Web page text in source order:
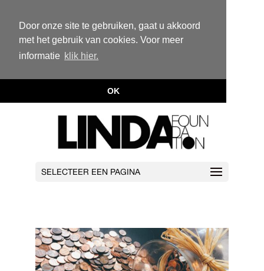
Door onze site te gebruiken, gaat u akkoord
met het gebruik van cookies. Voor meer
informatie klik hier.
OK
SELECTEER EEN PAGINA